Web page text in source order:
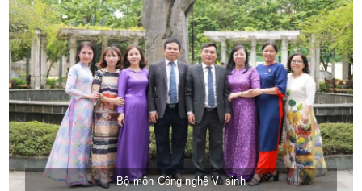
Bộ môn Công nghệ Vi sinh